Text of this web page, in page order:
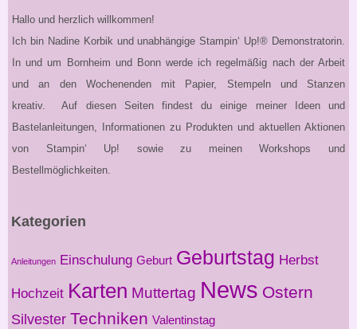
Hallo und herzlich willkommen!
Ich bin Nadine Korbik und unabhängige Stampin‘ Up!® Demonstratorin.
In und um Bornheim und Bonn werde ich regelmäßig nach der Arbeit
und an den Wochenenden mit Papier, Stempeln und Stanzen
kreativ. Auf diesen Seiten findest du einige meiner Ideen und
Bastelanleitungen, Informationen zu Produkten und aktuellen Aktionen
von Stampin‘ Up! sowie zu meinen Workshops und
Bestellmöglichkeiten.
Kategorien
Anleitungen Einschulung Geburt Geburtstag Herbst
Hochzeit Karten Muttertag News Ostern
Silvester Techniken Valentinstag